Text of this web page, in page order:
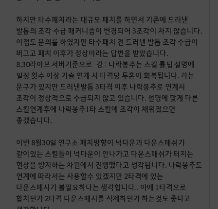
하지만 타수패치라는 대규모 패치를 하면서 기존에 드러낸
발톱의 조각 수급 매커니즘이 변경되어 3조각이 차지 않습니다.
이점도 문의를 하였지만 타수패치 전 드러낸 발톱 조각 수급이
버그고 패치 이후가 정상이라는 답변을 받았습니다.
8.30라이브 서버기준으로 강 : 나락봉추는 스킬 튤팁 설명에
일정 횟수 이상 기술 연계 시 타격당 투혼이 회복됩니다. 라는
문구가 있지만 드러낸발톱 3타격 이후 나락봉추로 연계시
조각이 정상적으로 수급되지 않고 있습니다. 설명에 맞게 다른
스킬연계후에 나락봉추1 타 스킬에 조각이 채워졌으면
좋겠습니다.
이번 8월30일 연구소 패치방향이 넉다운과 다운스매쉬가
같이있는 스킬들이 넉다운이 안나가고 다운스매쉬가 터지는
현상을 방지하는 차원에서 진행했다고 생각됩니다. 나락봉추도
연계에 따라서는 사용할수 있겠지만 2타격에 있는
다운스매시가 불필요하다는 생각합니다.. 아에 1 타격으로
합치던가 2타격 다운스매시를 삭제하던가 하는것도 좋다고